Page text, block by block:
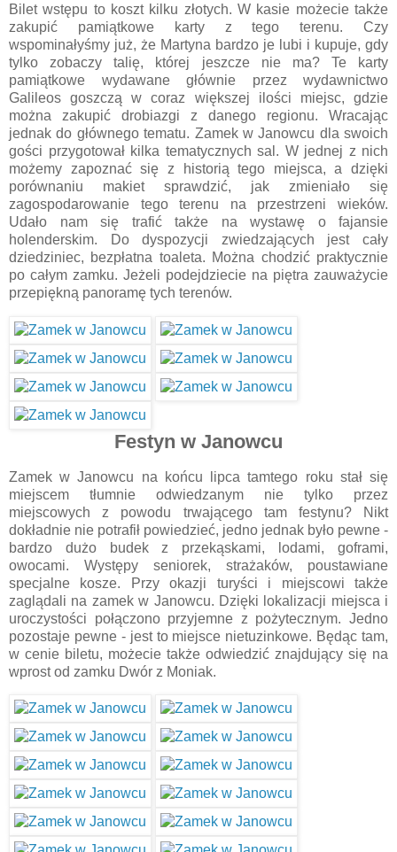
Bilet wstępu to koszt kilku złotych. W kasie możecie także
zakupić pamiątkowe karty z tego terenu. Czy
wspominałyśmy już, że Martyna bardzo je lubi i kupuje, gdy
tylko zobaczy talię, której jeszcze nie ma? Te karty
pamiątkowe wydawane głównie przez wydawnictwo
Galileos goszczą w coraz większej ilości miejsc, gdzie
można zakupić drobiazgi z danego regionu. Wracając
jednak do głównego tematu. Zamek w Janowcu dla swoich
gości przygotował kilka tematycznych sal. W jednej z nich
możemy zapoznać się z historią tego miejsca, a dzięki
porównaniu makiet sprawdzić, jak zmieniało się
zagospodarowanie tego terenu na przestrzeni wieków.
Udało nam się trafić także na wystawę o fajansie
holenderskim. Do dyspozycji zwiedzających jest cały
dziedziniec, bezpłatna toaleta. Można chodzić praktycznie
po całym zamku. Jeżeli podejdziecie na piętra zauważycie
przepiękną panoramę tych terenów.
Festyn w Janowcu
Zamek w Janowcu na końcu lipca tamtego roku stał się
miejscem tłumnie odwiedzanym nie tylko przez
miejscowych z powodu trwającego tam festynu? Nikt
dokładnie nie potrafił powiedzieć, jedno jednak było pewne -
bardzo dużo budek z przekąskami, lodami, goframi,
owocami. Występy seniorek, strażaków, poustawiane
specjalne kosze. Przy okazji turyści i miejscowi także
zaglądali na zamek w Janowcu. Dzięki lokalizacji miejsca i
uroczystości połączono przyjemne z pożytecznym. Jedno
pozostaje pewne - jest to miejsce nietuzinkowe. Będąc tam,
w cenie biletu, możecie także odwiedzić znajdujący się na
wprost od zamku Dwór z Moniak.